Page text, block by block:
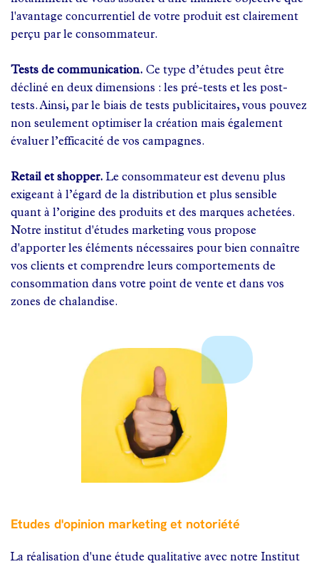
l'avantage concurrentiel de votre produit est clairement
perçu par le consommateur.
Tests de communication. Ce type d’études peut être
décliné en deux dimensions : les pré-tests et les post-
tests. Ainsi, par le biais de tests publicitaires, vous pouvez
non seulement optimiser la création mais également
évaluer l’efficacité de vos campagnes.
Retail et shopper. Le consommateur est devenu plus
exigeant à l’égard de la distribution et plus sensible
quant à l’origine des produits et des marques achetées.
Notre institut d'études marketing vous propose
d'apporter les éléments nécessaires pour bien connaître
vos clients et comprendre leurs comportements de
consommation dans votre point de vente et dans vos
zones de chalandise.
Etudes d'opinion marketing et notoriété
La réalisation d'une étude qualitative avec notre Institut